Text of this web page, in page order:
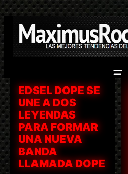
Saltar
al
contenido
EDSEL DOPE SE
UNE A DOS
LEYENDAS
PARA FORMAR
UNA NUEVA
BANDA
LLAMADA DOPE